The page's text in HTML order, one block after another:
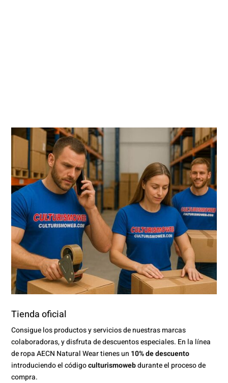
Tienda oficial
Consigue los productos y servicios de nuestras marcas
colaboradoras, y disfruta de descuentos especiales. En la línea
de ropa AECN Natural Wear tienes un 10% de descuento
introduciendo el códigoculturismowebdurante el proceso de
compra.